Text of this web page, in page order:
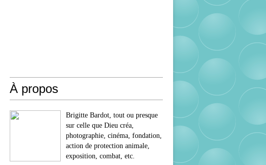
À propos
Brigitte Bardot, tout ou presque
sur celle que Dieu créa,
photographie, cinéma, fondation,
action de protection animale,
exposition, combat, etc.